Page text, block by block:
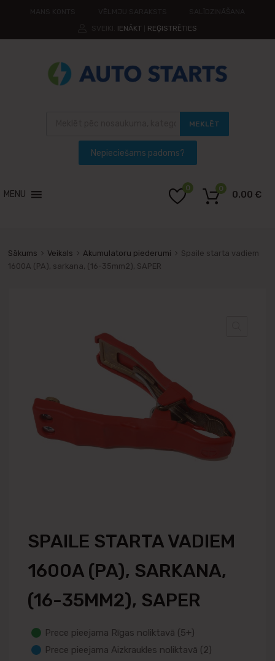
IENĀKT REĢISTRĒTIES
MEKLĒT
MENU
0
0.00 €
0
Sākums Veikals Akumulatoru piederumi
Spaile starta vadiem
1600A (PA), sarkana, (16-35mm2), SAPER
SPAILE STARTA VADIEM
1600A (PA), SARKANA,
(16-35MM2), SAPER
Prece pieejama Rīgas noliktavā (5+)
Prece pieejama Aizkraukles noliktavā (2)